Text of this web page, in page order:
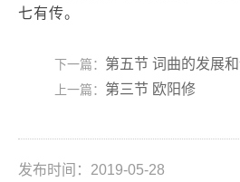
七有传。
下一篇： 第五节 词曲的发展
上一篇： 第三节 欧阳修
发布时间：2019-05-28